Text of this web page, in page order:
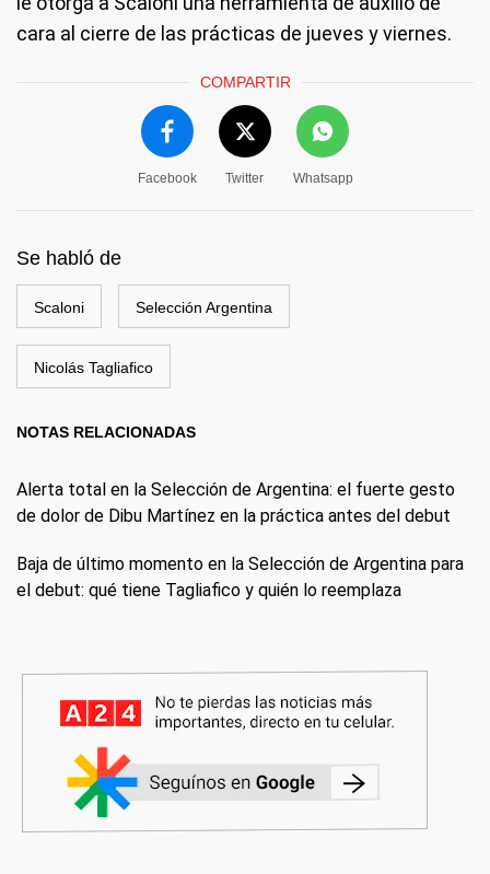
cara al cierre de las prácticas de jueves y viernes.
COMPARTIR
Facebook Twitter Whatsapp
Se habló de
Scaloni Selección Argentina
Nicolás Tagliafico
NOTAS RELACIONADAS
Alerta total en la Selección de Argentina: el fuerte gesto
de dolor de Dibu Martínez en la práctica antes del debut
Baja de último momento en la Selección de Argentina para
el debut: qué tiene Tagliafico y quién lo reemplaza